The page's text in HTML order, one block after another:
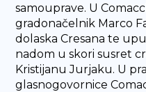
samouprave. U
gradonačelnik Marco
dolaska Cresana te
nadom u skori susret
Kristijanu Jurjaku. U
glasnogovornice